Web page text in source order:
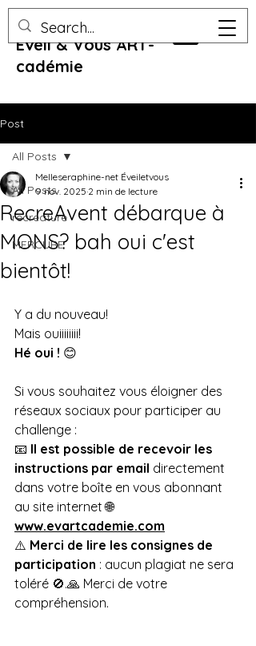
Eveil & Vous ART-
cadémie
Post
All Posts
recreature
MERCURE
All Posts
RecreAvent débarque à
MONS? bah oui c'est
bientôt!
Melleseraphine-net Éveiletvous
9 nov. 2025 2 min de lecture
Y a du nouveau!
Mais ouiiiiiiii!
Hé oui ! 😊
Si vous souhaitez vous éloigner des
réseaux sociaux pour participer au
challenge :
📧 Il est possible de recevoir les
instructions par email directement
dans votre boîte en vous abonnant
au site internet 🌐
www.evartcademie.com
⚠️ Merci de lire les consignes de
participation : aucun plagiat ne sera
toléré 🚫.🙏 Merci de votre
compréhension.